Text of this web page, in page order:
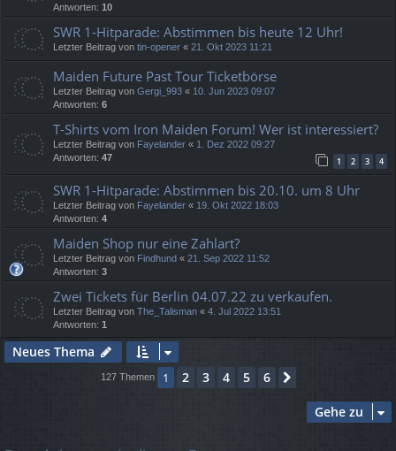
Antworten: 10
SWR 1-Hitparade: Abstimmen bis heute 12 Uhr!
Letzter Beitrag von tin-opener « 21. Okt 2023 11:21
Maiden Future Past Tour Ticketbörse
Letzter Beitrag von Gergi_993 « 10. Jun 2023 09:07
Antworten: 6
T-Shirts vom Iron Maiden Forum! Wer ist interessiert?
Letzter Beitrag von Fayelander « 1. Dez 2022 09:27
Antworten: 47 1 2 3 4
SWR 1-Hitparade: Abstimmen bis 20.10. um 8 Uhr
Letzter Beitrag von Fayelander « 19. Okt 2022 18:03
Antworten: 4
Maiden Shop nur eine Zahlart?
Letzter Beitrag von Findhund « 21. Sep 2022 11:52
Antworten: 3
Zwei Tickets für Berlin 04.07.22 zu verkaufen.
Letzter Beitrag von The_Talisman « 4. Jul 2022 13:51
Antworten: 1
Neues Thema
127 Themen 1 2 3 4 5 6
Gehe zu